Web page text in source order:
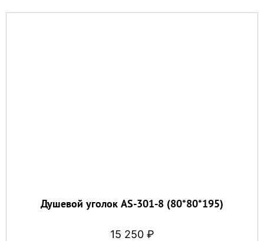
Душевой уголок AS-301-8 (80*80*195)
15 250 ₽